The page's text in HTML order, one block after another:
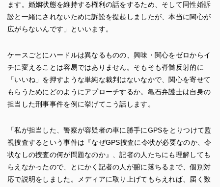
ます。婚姻状態を維持する権利の話をするため、そして同性婚訴
訟と一緒にされないために訴訟を提起しましたが、本当に関心が
広がらないんです」といいます。
ケースごとにハードルは異なるものの、興味・関心をゼロからイ
チに変えることは容易ではありません。そもそも脊髄反射的に
「いいね」を押すような単純な裁判はないなかで、関心を寄せて
もらうためにどのようにアプローチするか。亀石弁護士は自身の
担当した刑事事件を例に挙げてこう話します。
「私が担当した、警察が容疑者の車に勝手にGPSをとりつけて監
視捜査するという事件は『なぜGPS捜査に令状が必要なのか、令
状なしの捜査の何が問題なのか』、記者の人たちにも理解しても
らえなかったので、とにかく記者の人が腑に落ちるまで、個別対
応で説明をしました。メディアに取り上げてもらえれば、届く数